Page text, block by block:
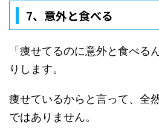
7、 意外と食べる
「痩せてるのに意外と食べる
りします。
痩せているからと言って、全
ではありません。